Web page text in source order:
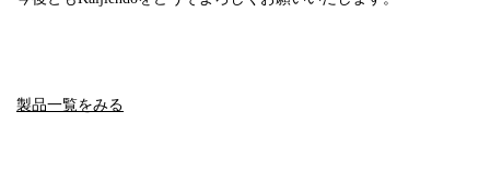
製品一覧をみる